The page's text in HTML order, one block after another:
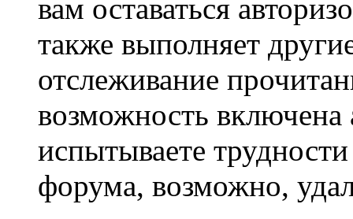
вам оставаться
также выполняет
отслеживание
возможность
испытываете
форума, возможно,